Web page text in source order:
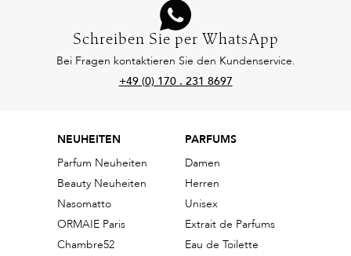
Schreiben Sie per WhatsApp
Bei Fragen kontaktieren Sie den Kundenservice.
+49 (0) 170 . 231 8697
NEUHEITEN
Parfum Neuheiten
Beauty Neuheiten
Nasomatto
ORMAIE Paris
Chambre52
PARFUMS
Damen
Herren
Unisex
Extrait de Parfums
Eau de Toilette